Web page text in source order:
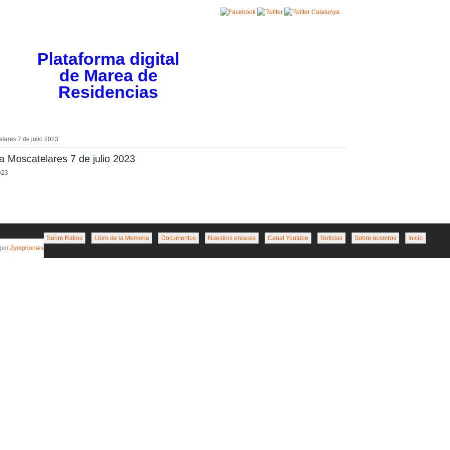
Plataforma digital
de Marea de
Residencias
7 de julio 2023
Moscatelares 7 de julio 2023
Inicio
Sobre nosotros
Noticias
Canal Youtube
Nuestros enlaces
Documentos
Libro de la Memoria
Sobre Ratios
Zymphonies